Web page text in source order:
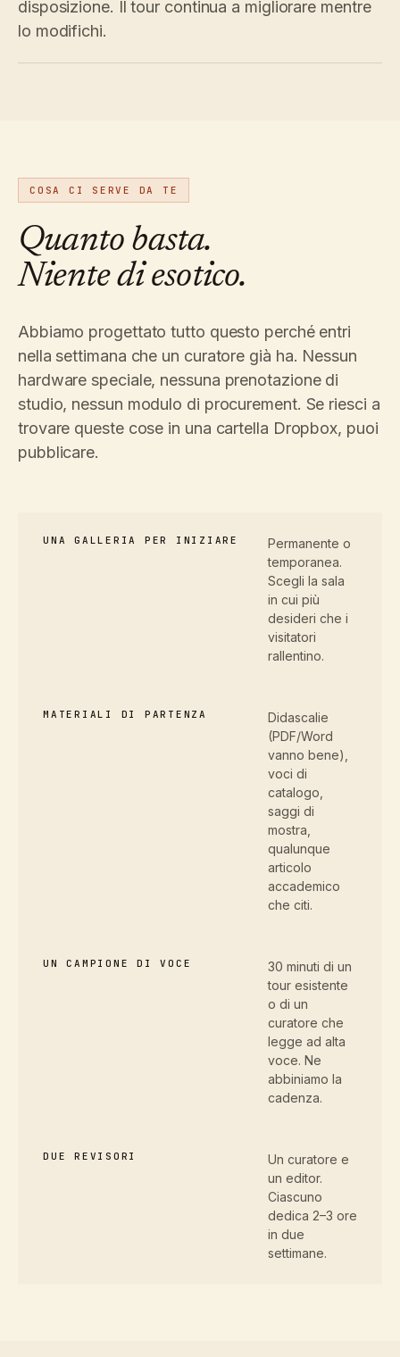
disposizione. Il tour continua a migliorare mentre
lo modifichi.
COSA CI SERVE DA TE
Quanto basta.
Niente di esotico.
Abbiamo progettato tutto questo perché entri
nella settimana che un curatore già ha. Nessun
hardware speciale, nessuna prenotazione di
studio, nessun modulo di procurement. Se riesci a
trovare queste cose in una cartella Dropbox, puoi
pubblicare.
UNA GALLERIA PER INIZIARE
Permanente o
temporanea.
Scegli la sala
in cui più
desideri che i
visitatori
rallentino.
MATERIALI DI PARTENZA
Didascalie
(PDF/Word
vanno bene),
voci di
catalogo,
saggi di
mostra,
qualunque
articolo
accademico
che citi.
UN CAMPIONE DI VOCE
30 minuti di un
tour esistente
o di un
curatore che
legge ad alta
voce. Ne
abbiniamo la
cadenza.
DUE REVISORI
Un curatore e
un editor.
Ciascuno
dedica 2–3 ore
in due
settimane.